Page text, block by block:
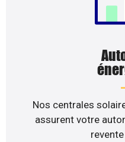
Nos centrales
assurent votre